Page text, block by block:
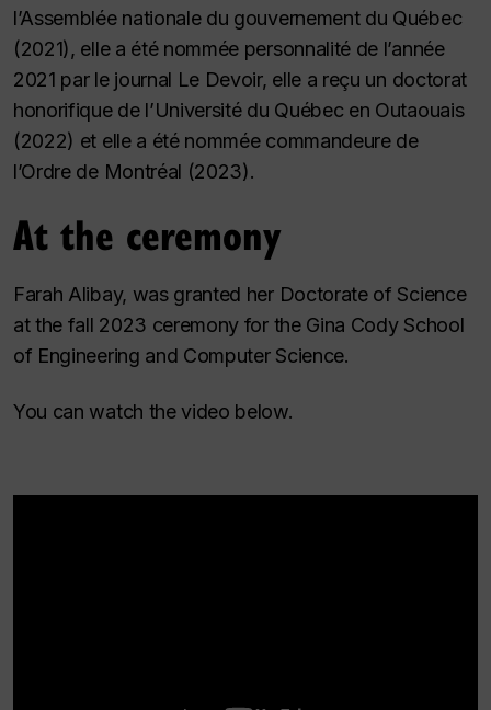
l’Assemblée nationale du gouvernement du Québec
(2021), elle a été nommée personnalité de l’année
2021 par le journal Le Devoir, elle a reçu un doctorat
honorifique de l’Université du Québec en Outaouais
(2022) et elle a été nommée commandeure de
l’Ordre de Montréal (2023).
At the ceremony
Farah Alibay, was granted her Doctorate of Science
at the fall 2023 ceremony for the Gina Cody School
of Engineering and Computer Science.
You can watch the video below.